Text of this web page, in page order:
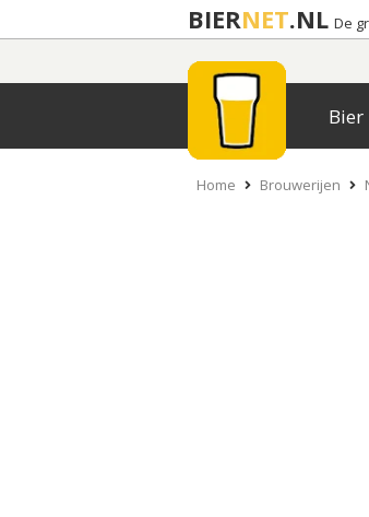
BIERNET.NL De
Bier
Home Brouwerijen